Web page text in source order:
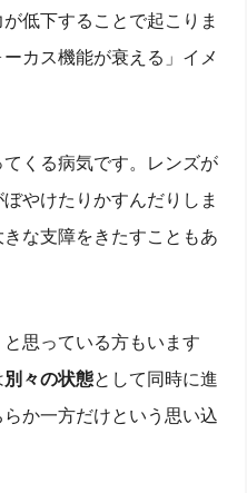
低下することで起こりま
カス機能が衰える」イメ
くる病気です。レンズが
やけたりかすんだりしま
な支障をきたすこともあ
と思っている方もいます
別々の状態として同時に進
か一方だけという思い込